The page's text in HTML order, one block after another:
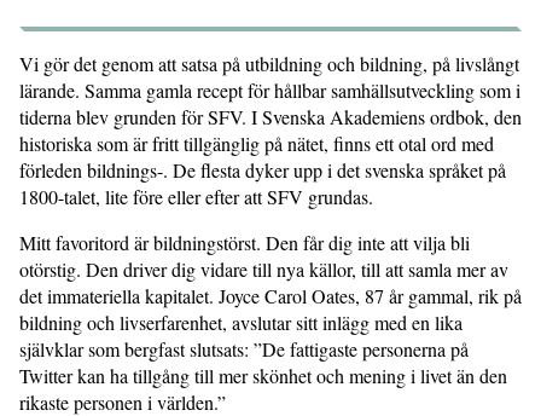
Vi gör det genom att satsa på utbildning och bildning, på livslångt
lärande. Samma gamla recept för hållbar samhällsutveckling som i
tiderna blev grunden för SFV. I Svenska Akademiens ordbok, den
historiska som är fritt tillgänglig på nätet, finns ett otal ord med
förleden bildnings-. De flesta dyker upp i det svenska språket på
1800-talet, lite före eller efter att SFV grundas.
Mitt favoritord är bildningstörst. Den får dig inte att vilja bli
otörstig. Den driver dig vidare till nya källor, till att samla mer av
det immateriella kapitalet. Joyce Carol Oates, 87 år gammal, rik på
bildning och livserfarenhet, avslutar sitt inlägg med en lika
självklar som bergfast slutsats: ”De fattigaste personerna på
Twitter kan ha tillgång till mer skönhet och mening i livet än den
rikaste personen i världen.”